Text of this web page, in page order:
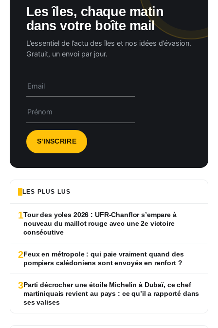
Les îles, chaque matin
dans votre boîte mail
L’essentiel de l’actu des îles et nos idées d’évasion.
Gratuit, un envoi par jour.
LES PLUS LUS
1Tour des yoles 2026 : UFR-Chanflor s’empare à
nouveau du maillot rouge avec une 2e victoire
consécutive
2Feux en métropole : qui paie vraiment quand des
pompiers calédoniens sont envoyés en renfort ?
3Parti décrocher une étoile Michelin à Dubaï, ce chef
martiniquais revient au pays : ce qu’il a rapporté dans
ses valises